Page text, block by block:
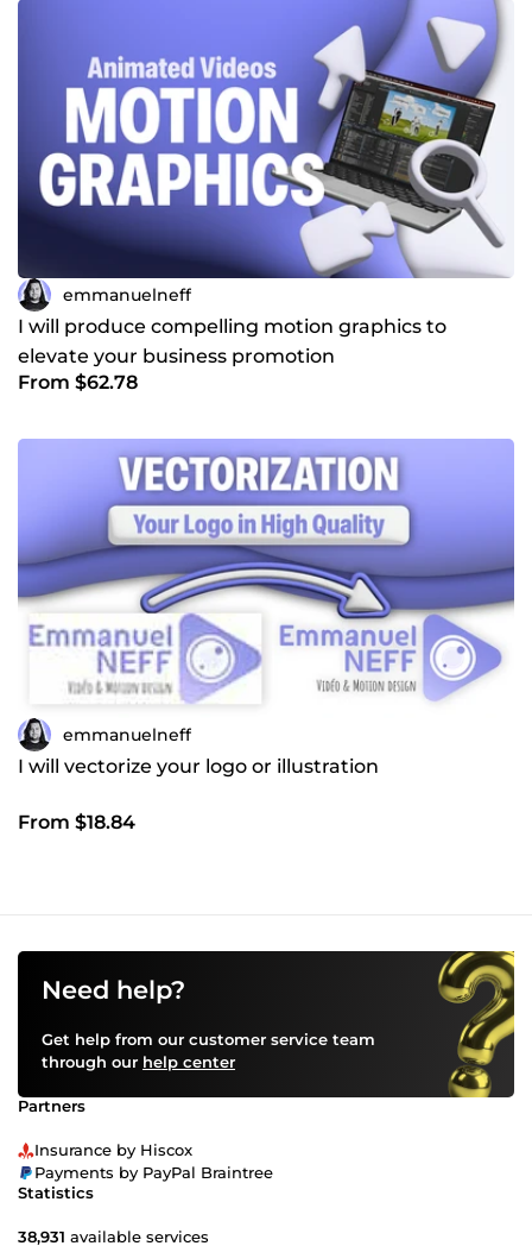
emmanuelneff
I will produce compelling motion graphics to
elevate your business promotion
From $62.78
emmanuelneff
I will vectorize your logo or illustration
From $18.84
Need help?
Get help from our customer service team
through our help center
Partners
Insurance by Hiscox
Payments by PayPal Braintree
Statistics
38,931 available services